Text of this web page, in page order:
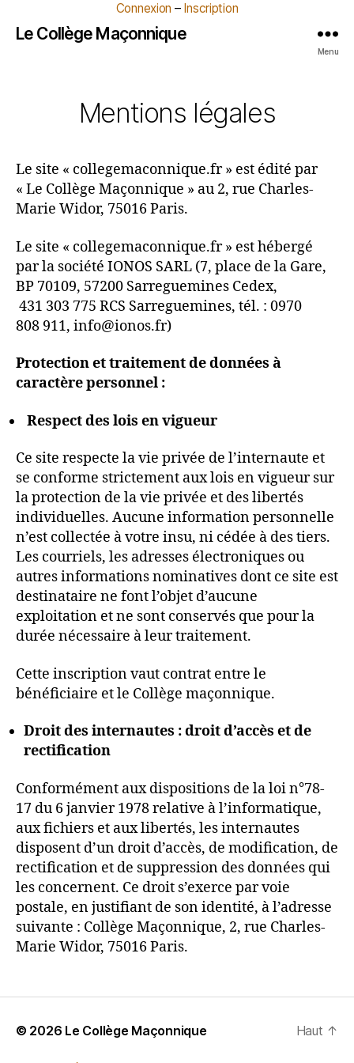
Le Collège Maçonnique
Menu
Connexion – Inscription
Mentions légales
Le site « collegemaconnique.fr » est édité par
« Le Collège Maçonnique » au 2, rue Charles-
Marie Widor, 75016 Paris.
Le site « collegemaconnique.fr » est hébergé
par la société IONOS SARL (7, place de la Gare,
BP 70109, 57200 Sarreguemines Cedex,
431 303 775 RCS Sarreguemines, tél. : 0970
808 911, info@ionos.fr)
Protection et traitement de données à
caractère personnel :
Respect des lois en vigueur
Ce site respecte la vie privée de l’internaute et
se conforme strictement aux lois en vigueur sur
la protection de la vie privée et des libertés
individuelles. Aucune information personnelle
n’est collectée à votre insu, ni cédée à des tiers.
Les courriels, les adresses électroniques ou
autres informations nominatives dont ce site est
destinataire ne font l’objet d’aucune
exploitation et ne sont conservés que pour la
durée nécessaire à leur traitement.
Cette inscription vaut contrat entre le
bénéficiaire et le Collège maçonnique.
Droit des internautes : droit d’accès et de
rectification
Conformément aux dispositions de la loi n°78-
17 du 6 janvier 1978 relative à l’informatique,
aux fichiers et aux libertés, les internautes
disposent d’un droit d’accès, de modification, de
rectification et de suppression des données qui
les concernent. Ce droit s’exerce par voie
postale, en justifiant de son identité, à l’adresse
suivante : Collège Maçonnique, 2, rue Charles-
Marie Widor, 75016 Paris.
© 2026 Le Collège Maçonnique Haut ↑